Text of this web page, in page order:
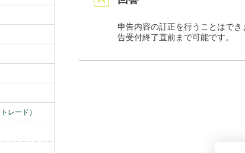
レード）
申告内容の訂正を行うことはで
告受付終了直前まで可能です。